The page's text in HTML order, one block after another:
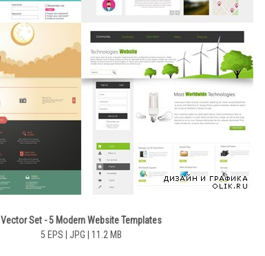
Vector Set - 5 Modern Website Templates
5 EPS | JPG | 11.2 MB